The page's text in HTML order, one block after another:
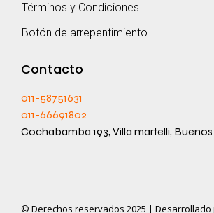
Términos y Condiciones
Botón de arrepentimiento
Contacto
011-58751631
011-66691802
Cochabamba 193, Villa martelli, Buenos
© Derechos reservados 2025 | Desarrollado